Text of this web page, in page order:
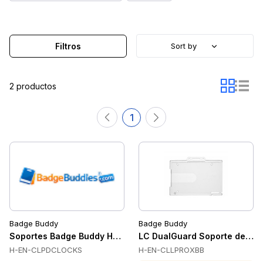
2 productos
1
Filtros Sort by
Badge Buddy
Soportes Badge Buddy H-EN-CLPDCLOCKS
H-EN-CLPDCLOCKS
Badge Buddy
LC DualGuard Soporte de
H-EN-CLLPROXBB